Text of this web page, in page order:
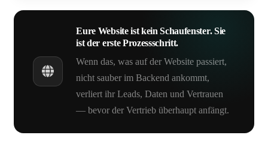
ohne dass nachgelagerte Prozesse
brechen
Eure Website ist kein Schaufenster. Sie
ist der erste Prozessschritt.
Wenn das, was auf der Website passiert,
nicht sauber im Backend ankommt,
verliert ihr Leads, Daten und Vertrauen
— bevor der Vertrieb überhaupt anfängt.